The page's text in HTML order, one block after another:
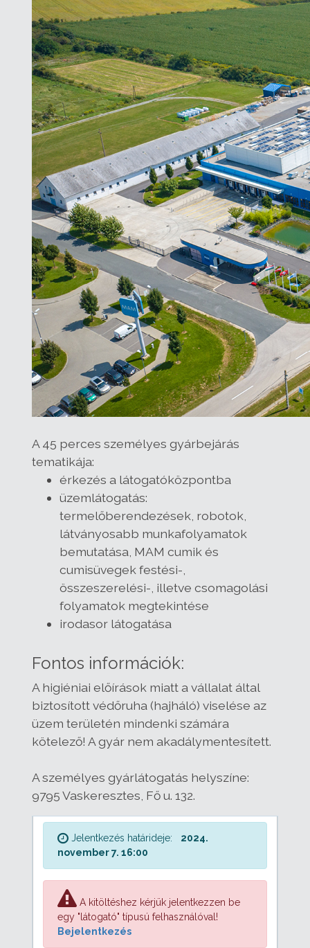
A 45 perces személyes gyárbejárás
tematikája:
érkezés a látogatóközpontba
üzemlátogatás:
termelőberendezések, robotok,
látványosabb munkafolyamatok
bemutatása, MAM cumik és
cumisüvegek festési-,
összeszerelési-, illetve csomagolási
folyamatok megtekintése
irodasor látogatása
Fontos információk:
A higiéniai előírások miatt a vállalat által
biztosított védőruha (hajháló) viselése az
üzem területén mindenki számára
kötelező! A gyár nem akadálymentesített.
A személyes gyárlátogatás helyszíne:
9795 Vaskeresztes, Fő u. 132.
Jelentkezés határideje:
2024.
november 7. 16:00
A kitöltéshez kérjük jelentkezzen be
egy "látogató" típusú felhasználóval!
Bejelentkezés